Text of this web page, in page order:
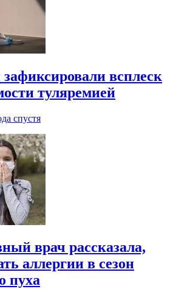
всплеск
туляремией
спустя
врач рассказала,
аллергии в сезон
пуха